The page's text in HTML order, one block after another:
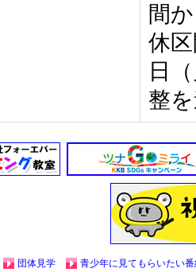
間
休
日
整
団体見学
青少年に見てもらいたい番